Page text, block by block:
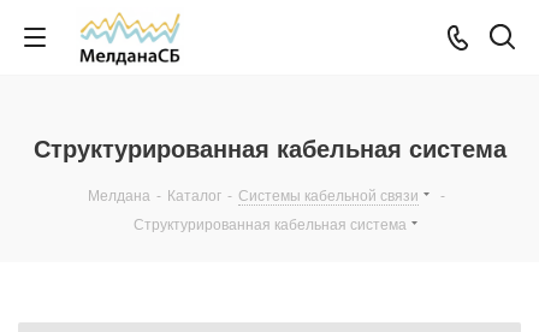
Структурированная кабельная система
Мелдана - Каталог - Системы кабельной связи
-
Структурированная кабельная система